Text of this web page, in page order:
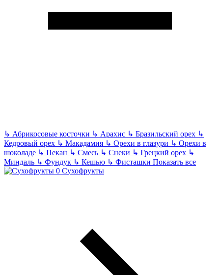
↳ Абрикосовые косточки ↳ Арахис ↳ Бразильский орех ↳
Кедровый орех ↳ Макадамия ↳ Орехи в глазури ↳ Орехи в
шоколаде ↳ Пекан ↳ Смесь ↳ Снеки ↳ Грецкий орех ↳
Миндаль ↳ Фундук ↳ Кешью ↳ Фисташки Показать все
Сухофрукты